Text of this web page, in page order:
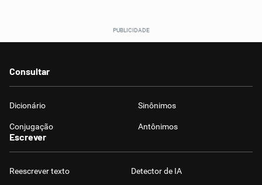
Consultar
Dicionário Sinônimos
Conjugação Antônimos
Escrever
Reescrever texto Detector de IA